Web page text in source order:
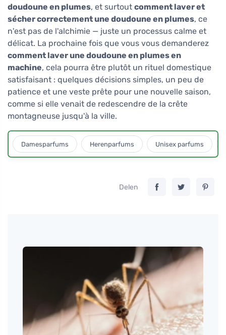
doudoune en plumes, et surtout comment laver et
sécher correctement une doudoune en plumes, ce
n'est pas de l'alchimie — juste un processus calme et
délicat. La prochaine fois que vous vous demanderez
comment laver une doudoune en plumes en
machine, cela pourra être plutôt un rituel domestique
satisfaisant : quelques décisions simples, un peu de
patience et une veste prête pour une nouvelle saison,
comme si elle venait de redescendre de la crête
montagneuse jusqu'à la ville.
Damesparfums Herenparfums Unisex parfums
Delen